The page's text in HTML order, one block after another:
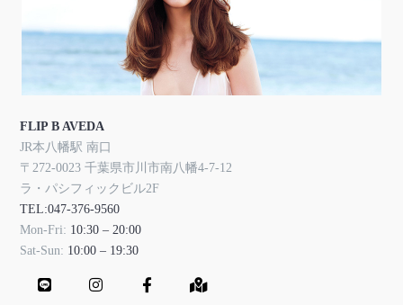
FLIP B AVEDA
JR本八幡駅 南口
〒272-0023 千葉県市川市南八幡4-7-12
ラ・パシフィックビル2F
TEL:047-376-9560
Mon-Fri: 10:30 – 20:00
Sat-Sun: 10:00 – 19:30